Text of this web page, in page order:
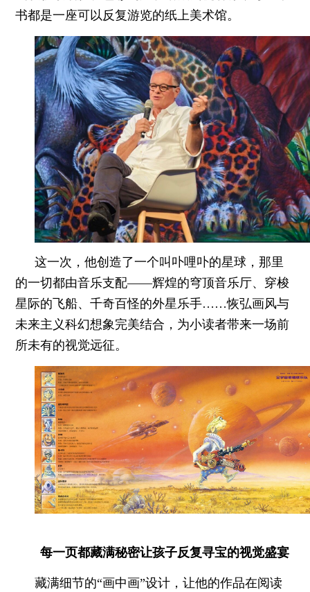
书都是一座可以反复游览的纸上美术馆。
这一次，他创造了一个叫卟哩卟的星球，那里
的一切都由音乐支配——辉煌的穹顶音乐厅、穿梭
星际的飞船、千奇百怪的外星乐手……恢弘画风与
未来主义科幻想象完美结合，为小读者带来一场前
所未有的视觉远征。
每一页都藏满秘密让孩子反复寻宝的视觉盛宴
藏满细节的“画中画”设计，让他的作品在阅读